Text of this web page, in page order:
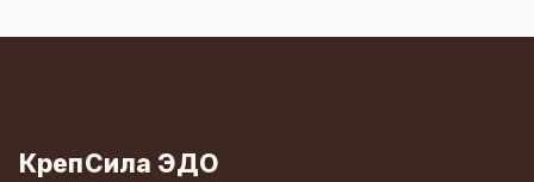
КрепСила ЭДО